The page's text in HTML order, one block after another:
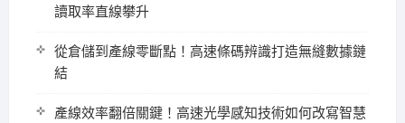
讀取率直線攀升
從倉儲到產線零斷點！高速條碼辨識打造無縫數據鏈
結
產線效率翻倍關鍵！高速光學感知技術如何改寫智慧